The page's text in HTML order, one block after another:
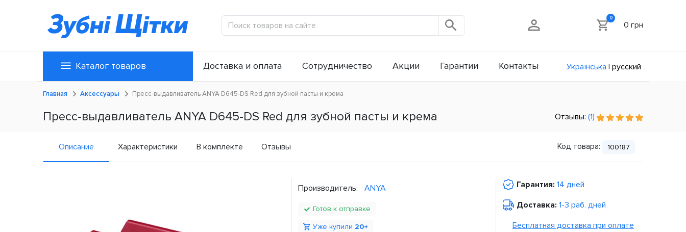
0
0 грн
Каталог товаров Доставка и оплата Сотрудничество Акции Гарантии Контакты Українська | русский
Главная Аксессуары Пресс-выдавливатель ANYA D645-DS Red для зубной пасты и крема
Пресс-выдавливатель ANYA D645-DS Red для зубной пасты и крема Отзывы: (1)
Описание Характеристики В комплекте Отзывы Код товара: 100187
Производитель: ANYA
Готов к отправке
Уже купили 20+
Гарантия: 14 дней
Доставка: 1-3 раб. дней
Бесплатная доставка при оплате